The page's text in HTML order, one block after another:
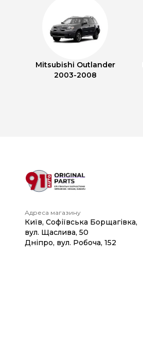
Mitsubishi Outlander
2003-2008
Адреса магазину
Київ, Софіївська Борщагівка,
вул. Щаслива, 50
Дніпро, вул. Робоча, 152